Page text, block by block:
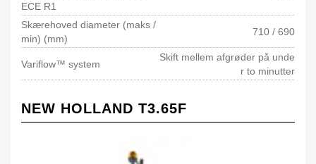
ECE R1
Skærehoved diameter (maks /
min) (mm)
710 / 690
Variflow™ system
Skift mellem afgrøder på unde
r to minutter
NEW HOLLAND T3.65F